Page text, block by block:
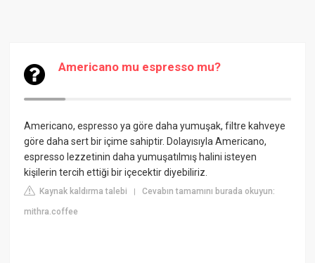
Americano mu espresso mu?
Americano, espresso ya göre daha yumuşak, filtre kahveye
göre daha sert bir içime sahiptir. Dolayısıyla Americano,
espresso lezzetinin daha yumuşatılmış halini isteyen
kişilerin tercih ettiği bir içecektir diyebiliriz.
Kaynak kaldırma talebi |Cevabın tamamını burada okuyun:
mithra.coffee